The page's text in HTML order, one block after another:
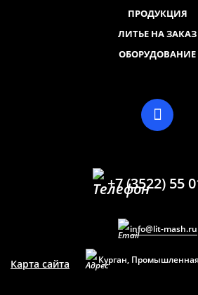
ПРОДУКЦИЯ
ЛИТЬЕ НА ЗАКАЗ
ОБОРУДОВАНИЕ
+7 (3522) 55
info@lit-mash.ru
Курган,
Карта сайта